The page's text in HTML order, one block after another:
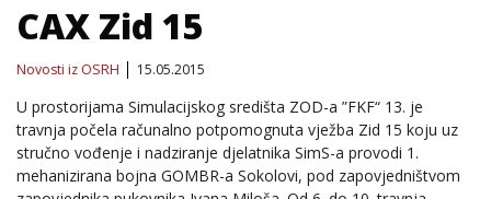
CAX Zid 15
Novosti iz OSRH 15.05.2015
U prostorijama Simulacijskog središta ZOD-a ”FKF“ 13. je
travnja počela računalno potpomognuta vježba Zid 15 koju uz
stručno vođenje i nadziranje djelatnika SimS-a provodi 1.
mehanizirana bojna GOMBR-a Sokolovi, pod zapovjedništvom